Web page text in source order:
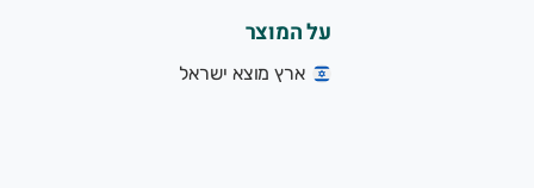
על המוצר
ארץ מוצא ישראל